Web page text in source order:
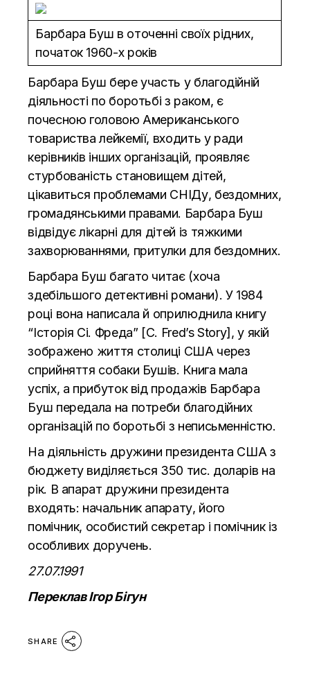
Барбара Буш в оточенні своїх рідних,
початок 1960-х років
Барбара Буш бере участь у благодійній
діяльності по боротьбі з раком, є
почесною головою Американського
товариства лейкемії, входить у ради
керівників інших організацій, проявляє
стурбованість становищем дітей,
цікавиться проблемами СНІДу, бездомних,
громадянськими правами. Барбара Буш
відвідує лікарні для дітей із тяжкими
захворюваннями, притулки для бездомних.
Барбара Буш багато читає (хоча
здебільшого детективні романи). У 1984
році вона написала й оприлюднила книгу
“Історія Сі. Фреда” [C. Fred’s Story], у якій
зображено життя столиці США через
сприйняття собаки Бушів. Книга мала
успіх, а прибуток від продажів Барбара
Буш передала на потреби благодійних
організацій по боротьбі з неписьменністю.
На діяльність дружини президента США з
бюджету виділяється 350 тис. доларів на
рік. В апарат дружини президента
входять: начальник апарату, його
помічник, особистий секретар і помічник із
особливих доручень.
27.07.1991
Переклав Ігор Бігун
SHARE